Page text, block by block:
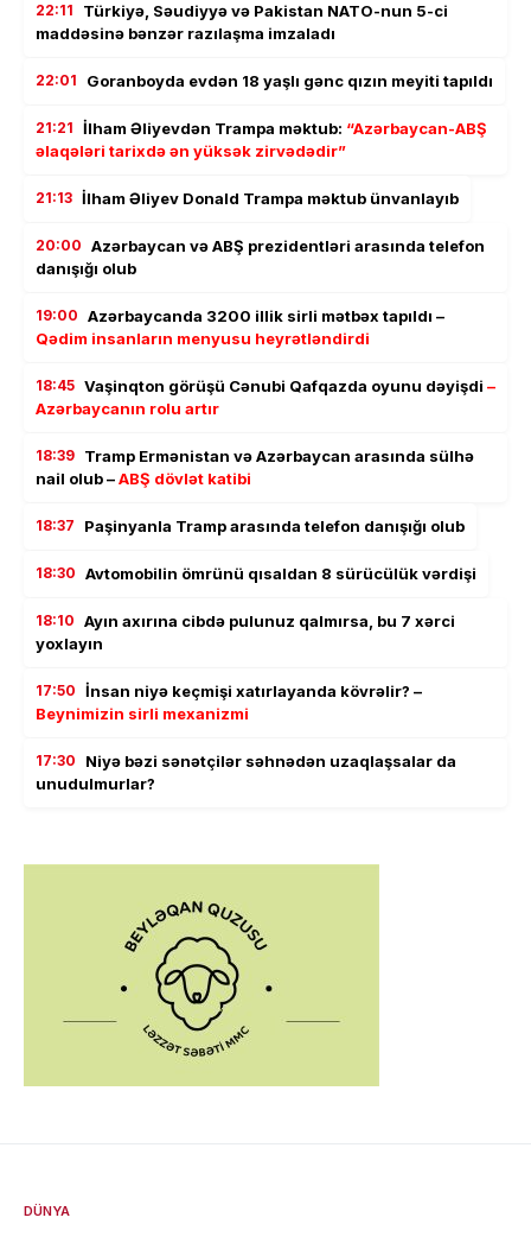
22:11
Türkiyə, Səudiyyə və Pakistan NATO-nun 5-ci
maddəsinə bənzər razılaşma imzaladı
22:01 Goranboyda evdən 18 yaşlı gənc qızın meyiti tapıldı
21:21 İlham Əliyevdən Trampa məktub: “Azərbaycan-ABŞ
əlaqələri tarixdə ən yüksək zirvədədir”
21:13 İlham Əliyev Donald Trampa məktub ünvanlayıb
20:00 Azərbaycan və ABŞ prezidentləri arasında telefon
danışığı olub
19:00 Azərbaycanda 3200 illik sirli mətbəx tapıldı –
Qədim insanların menyusu heyrətləndirdi
18:45 Vaşinqton görüşü Cənubi Qafqazda oyunu dəyişdi –
Azərbaycanın rolu artır
18:39 Tramp Ermənistan və Azərbaycan arasında sülhə
nail olub –ABŞ dövlət katibi
18:37 Paşinyanla Tramp arasında telefon danışığı olub
18:30 Avtomobilin ömrünü qısaldan 8 sürücülük vərdişi
18:10 Ayın axırına cibdə pulunuz qalmırsa, bu 7 xərci
yoxlayın
17:50 İnsan niyə keçmişi xatırlayanda kövrəlir? –
Beynimizin sirli mexanizmi
17:30
Niyə bəzi sənətçilər səhnədən uzaqlaşsalar da
unudulmurlar?
DÜNYA